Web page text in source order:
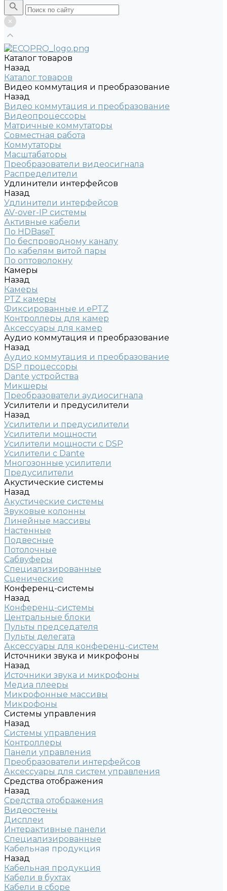
Каталог товаров
Назад
Каталог товаров
Видео коммутация и преобразование
Назад
Видео коммутация и преобразование
Видеопроцессоры
Матричные коммутаторы
Совместная работа
Коммутаторы
Масштабаторы
Преобразователи видеосигнала
Распределители
Удлинители интерфейсов
Назад
Удлинители интерфейсов
AV-over-IP системы
Активные кабели
По HDBaseT
По беспроводному каналу
По кабелям витой пары
По оптоволокну
Камеры
Назад
Камеры
PTZ камеры
Фиксированные и ePTZ
Контроллеры для камер
Аксессуары для камер
Аудио коммутация и преобразование
Назад
Аудио коммутация и преобразование
DSP процессоры
Dante устройства
Микшеры
Преобразователи аудиосигнала
Усилители и предусилители
Назад
Усилители и предусилители
Усилители мощности
Усилители мощности с DSP
Усилители с Dante
Многозонные усилители
Предусилители
Акустические системы
Назад
Акустические системы
Звуковые колонны
Линейные массивы
Настенные
Подвесные
Потолочные
Сабвуферы
Специализированные
Сценические
Конференц-системы
Назад
Конференц-системы
Центральные блоки
Пульты председателя
Пульты делегата
Аксессуары для конференц-систем
Источники звука и микрофоны
Назад
Источники звука и микрофоны
Медиа плееры
Микрофонные массивы
Микрофоны
Системы управления
Назад
Системы управления
Контроллеры
Панели управления
Преобразователи интерфейсов
Аксессуары для систем управления
Средства отображения
Назад
Средства отображения
Видеостены
Дисплеи
Интерактивные панели
Специализированные
Кабельная продукция
Назад
Кабельная продукция
Кабели в бухтах
Кабели в сборе